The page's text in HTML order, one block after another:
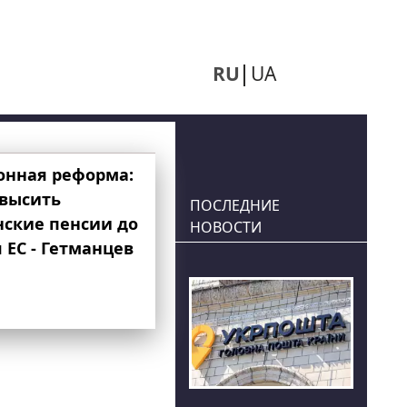
RU UA
реформа:
пенсии до
ЕС - Гетманцев
ПОСЛЕДНИЕ
НОВОСТИ